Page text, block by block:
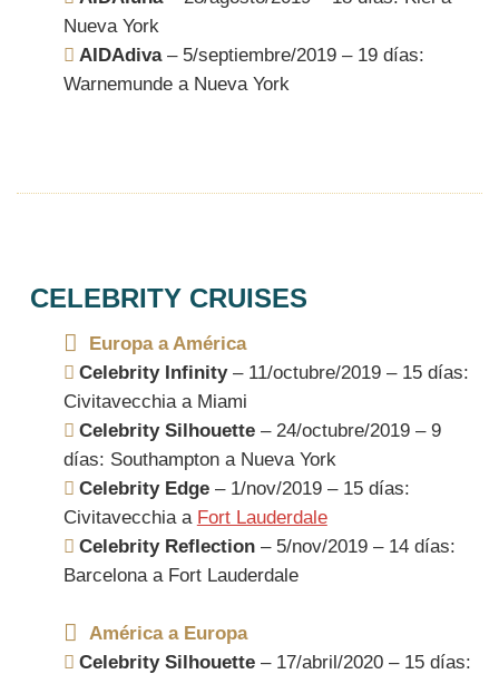
Nueva York
AIDAdiva– 5/septiembre/2019 – 19 días:
Warnemunde a Nueva York
CELEBRITY CRUISES
Europa a América
Celebrity Infinity– 11/octubre/2019 – 15 días:
Civitavecchia a Miami
Celebrity Silhouette– 24/octubre/2019 – 9
días: Southampton a Nueva York
Celebrity Edge– 1/nov/2019 – 15 días:
Civitavecchia a Fort Lauderdale
Celebrity Reflection– 5/nov/2019 – 14 días:
Barcelona a Fort Lauderdale
América a Europa
Celebrity Silhouette– 17/abril/2020 – 15 días: